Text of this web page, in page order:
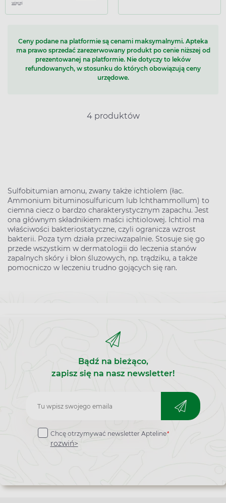
więcej
Ceny podane na platformie są cenami maksymalnymi. Apteka
ma prawo sprzedać zarezerwowany produkt po cenie niższej od
prezentowanej na platformie. Nie dotyczy to leków
refundowanych, w stosunku do których obowiązują ceny
urzędowe.
4 produktów
Sulfobitumian amonu, zwany także ichtiolem (łac.
Ammonium bituminosulfuricum lub Ichthammollum) to
ciemna ciecz o bardzo charakterystycznym zapachu. Jest
ona głównym składnikiem maści ichtiolowej. Ichtiol ma
właściwości bakteriostatyczne, czyli ogranicza wzrost
bakterii. Poza tym działa przeciwzapalnie. Stosuje się go
przede wszystkim w dermatologii do leczenia stanów
zapalnych skóry i błon śluzowych, np. trądziku, a także
pomocniczo w leczeniu trudno gojących się ran.
Bądź na bieżąco,
zapisz się na nasz newsletter!
Zapisz
do
newslettera
Chcę otrzymywać newsletter Apteline*
rozwiń>